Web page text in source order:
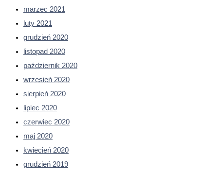
marzec 2021
luty 2021
grudzień 2020
listopad 2020
październik 2020
wrzesień 2020
sierpień 2020
lipiec 2020
czerwiec 2020
maj 2020
kwiecień 2020
grudzień 2019